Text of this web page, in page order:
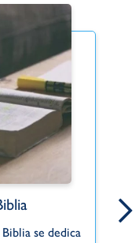
se dedica